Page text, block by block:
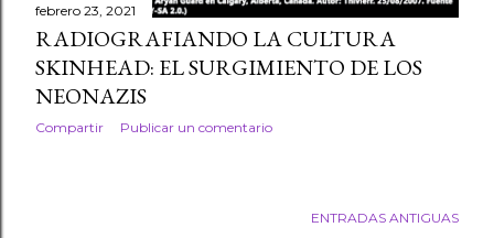
febrero 23, 2021
RADIOGRAFIANDO LA CULTURA
SKINHEAD: EL SURGIMIENTO DE LOS
NEONAZIS
Compartir Publicar un comentario
ENTRADAS ANTIGUAS